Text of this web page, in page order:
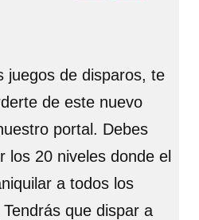
juegos de disparos, te
de este nuevo
portal. Debes
los 20 niveles donde el
a todos los
que dispar a